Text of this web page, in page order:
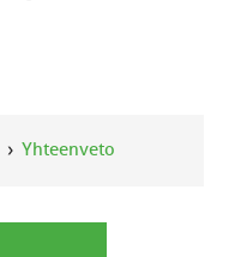
Yhteenveto